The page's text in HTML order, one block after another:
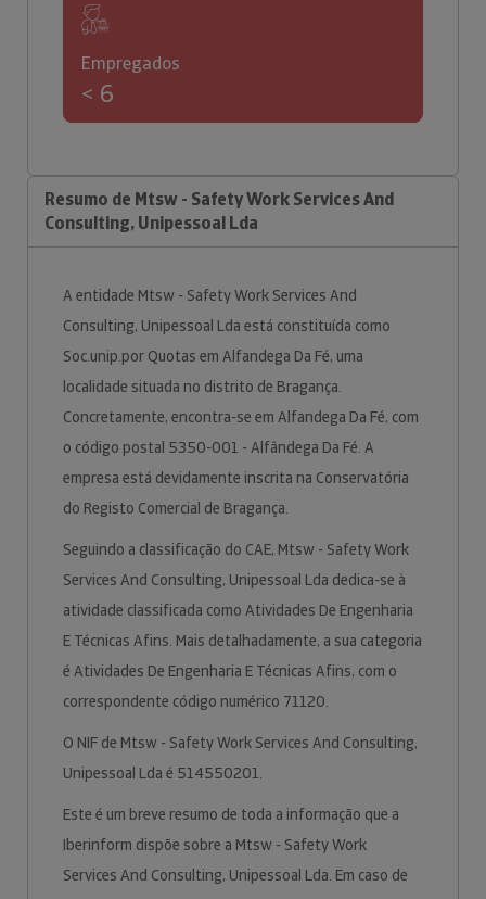
Empregados
< 6
Resumo de Mtsw - Safety Work Services And
Consulting, Unipessoal Lda
A entidade Mtsw - Safety Work Services And
Consulting, Unipessoal Lda está constituída como
Soc.unip.por Quotas em Alfandega Da Fé, uma
localidade situada no distrito de Bragança.
Concretamente, encontra-se em Alfandega Da Fé, com
o código postal 5350-001 - Alfândega Da Fé. A
empresa está devidamente inscrita na Conservatória
do Registo Comercial de Bragança.
Seguindo a classificação do CAE, Mtsw - Safety Work
Services And Consulting, Unipessoal Lda dedica-se à
atividade classificada como Atividades De Engenharia
E Técnicas Afins. Mais detalhadamente, a sua categoria
é Atividades De Engenharia E Técnicas Afins, com o
correspondente código numérico 71120.
O NIF de Mtsw - Safety Work Services And Consulting,
Unipessoal Lda é 514550201.
Este é um breve resumo de toda a informação que a
Iberinform dispõe sobre a Mtsw - Safety Work
Services And Consulting, Unipessoal Lda. Em caso de